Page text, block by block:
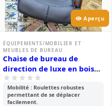
Aperçu
ÉQUIPEMENTS/MOBILIER ET
MEUBLES DE BUREAU
Chaise de bureau de
direction de luxe en bois
massif à dossier haut
Mobilité : Roulettes robustes
permettant de se déplacer
facilement.